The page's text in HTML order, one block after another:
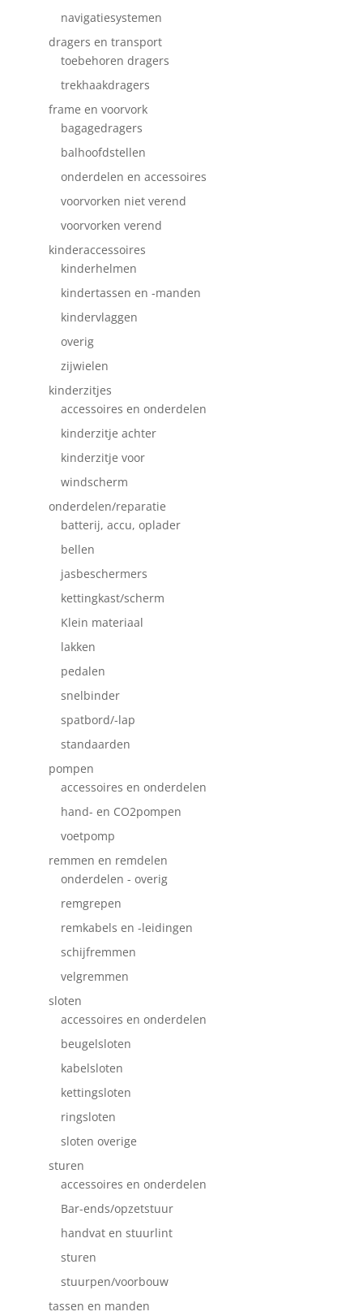
navigatiesystemen
dragers en transport
toebehoren dragers
trekhaakdragers
frame en voorvork
bagagedragers
balhoofdstellen
onderdelen en accessoires
voorvorken niet verend
voorvorken verend
kinderaccessoires
kinderhelmen
kindertassen en -manden
kindervlaggen
overig
zijwielen
kinderzitjes
accessoires en onderdelen
kinderzitje achter
kinderzitje voor
windscherm
onderdelen/reparatie
batterij, accu, oplader
bellen
jasbeschermers
kettingkast/scherm
Klein materiaal
lakken
pedalen
snelbinder
spatbord/-lap
standaarden
pompen
accessoires en onderdelen
hand- en CO2pompen
voetpomp
remmen en remdelen
onderdelen - overig
remgrepen
remkabels en -leidingen
schijfremmen
velgremmen
sloten
accessoires en onderdelen
beugelsloten
kabelsloten
kettingsloten
ringsloten
sloten overige
sturen
accessoires en onderdelen
Bar-ends/opzetstuur
handvat en stuurlint
sturen
stuurpen/voorbouw
tassen en manden